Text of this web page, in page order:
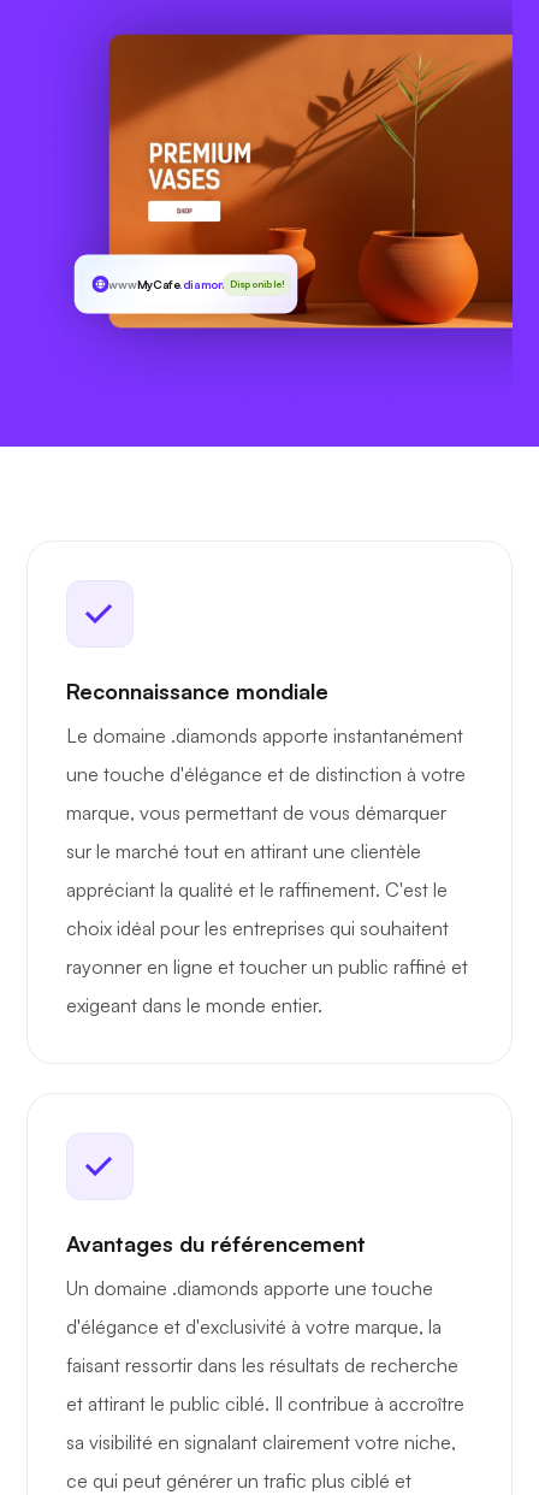
wwwMyCafe.diamondsDisponible!
Reconnaissance mondiale
Le domaine .diamonds apporte instantanément
une touche d'élégance et de distinction à votre
marque, vous permettant de vous démarquer
sur le marché tout en attirant une clientèle
appréciant la qualité et le raffinement. C'est le
choix idéal pour les entreprises qui souhaitent
rayonner en ligne et toucher un public raffiné et
exigeant dans le monde entier.
Avantages du référencement
Un domaine .diamonds apporte une touche
d'élégance et d'exclusivité à votre marque, la
faisant ressortir dans les résultats de recherche
et attirant le public ciblé. Il contribue à accroître
sa visibilité en signalant clairement votre niche,
ce qui peut générer un trafic plus ciblé et